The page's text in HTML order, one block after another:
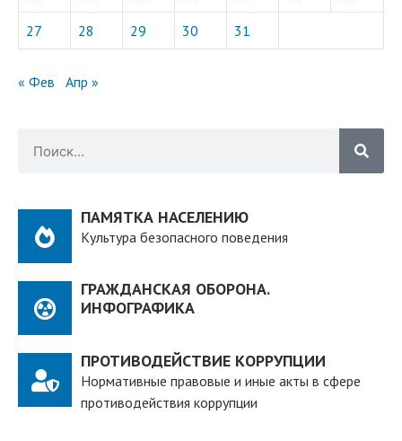
27 28 29 30 31
« Фев Апр »
ПАМЯТКА НАСЕЛЕНИЮ
Культура безопасного поведения
ГРАЖДАНСКАЯ ОБОРОНА.
ИНФОГРАФИКА
ПРОТИВОДЕЙСТВИЕ КОРРУПЦИИ
Нормативные правовые и иные акты в сфере
противодействия коррупции